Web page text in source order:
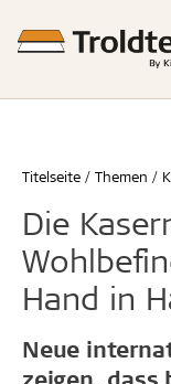
Titelseite Themen
Die
Hand in
Neue